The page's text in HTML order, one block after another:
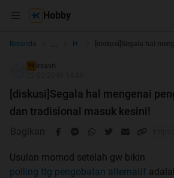
Hobby
Beranda ... Health
TS irvavri
[diskusi]Segala hal mengenai
dan tradisional masuk kesini!
Bagikan
Usulan momod setelah gw bikin
polling ttg pengobatan alternatif